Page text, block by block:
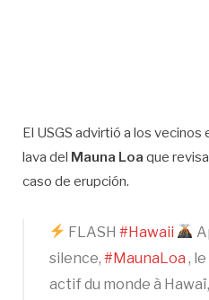
El USGS advirtió a los
lava del Mauna Loa que
caso de erupción.
FLASH#Hawaii
silence, #MaunaLoa ,
actif du monde à